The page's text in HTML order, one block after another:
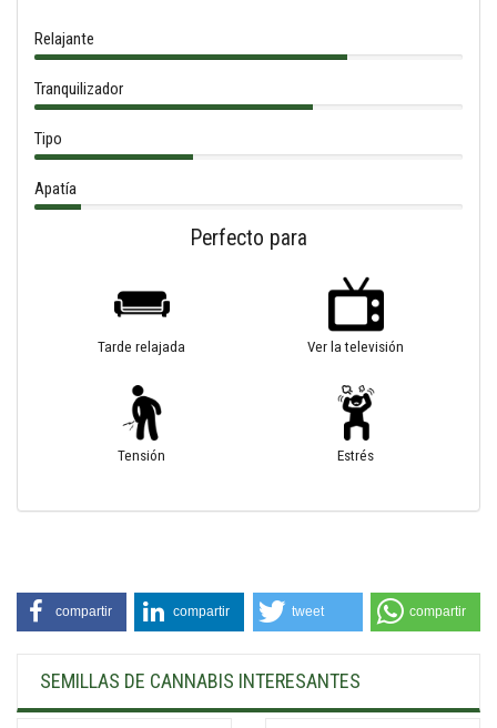
Relajante
Tranquilizador
Tipo
Apatía
Perfecto para
Tarde relajada Ver la televisión
Tensión Estrés
compartir compartir tweet compartir
SEMILLAS DE CANNABIS INTERESANTES